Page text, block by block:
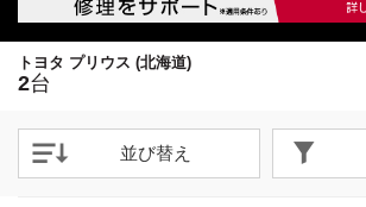
トヨタ プリウス (北海道)
2台
並び替え